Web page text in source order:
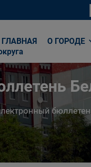
ГЛАВНАЯ О ГОРОДЕ